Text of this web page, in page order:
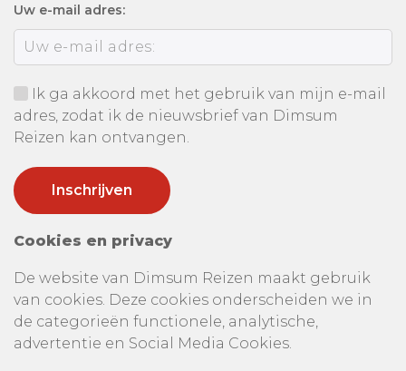
Uw e-mail adres:
Ik ga akkoord met het gebruik van mijn e-mail
adres, zodat ik de nieuwsbrief van Dimsum
Reizen kan ontvangen.
Cookies en privacy
De website van Dimsum Reizen maakt gebruik
van cookies. Deze cookies onderscheiden we in
de categorieën functionele, analytische,
advertentie en Social Media Cookies.